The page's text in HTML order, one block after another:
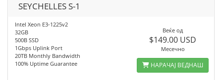
SEYCHELLES S-1
Intel Xeon E3-1225v2
32GB
500B SSD
1Gbps Uplink Port
20TB Monthly Bandwidth
100% Uptime Guarantee
Веќе од
$149.00 USD
Месечно
НАРАЧАЈ ВЕДНАШ